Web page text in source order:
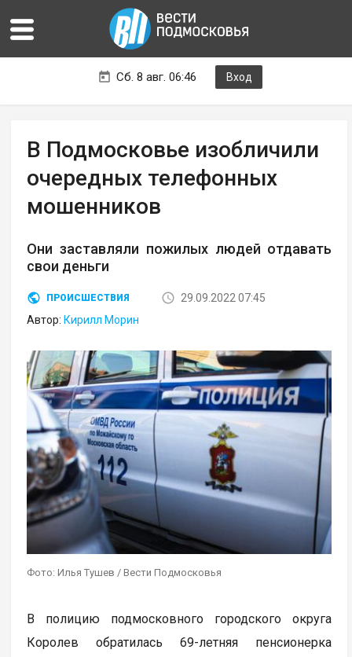
Сб. 8 авг. 06:46 Вход
В Подмосковье изобличили
очередных телефонных
мошенников
Они заставляли пожилых людей отдавать
свои деньги
ПРОИСШЕСТВИЯ
29.09.2022 07:45
Автор: Кирилл Морин
Фото: Илья Тушев / Вести Подмосковья
В полицию подмосковного городского округа
Королев обратилась 69-летняя пенсионерка